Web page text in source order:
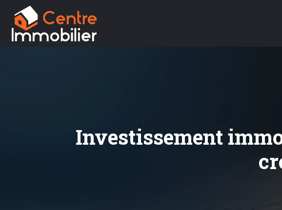
Investissement